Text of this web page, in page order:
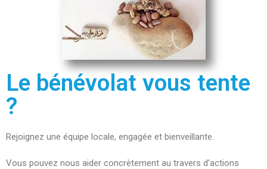
Langue Française
Naturalisation
Pays
Santé
Bibliographie
Liens
Faire un don
Le bénévolat vous tente
?
Rejoignez une équipe locale, engagée et bienveillante.
Vous pouvez nous aider concrètement au travers d’actions